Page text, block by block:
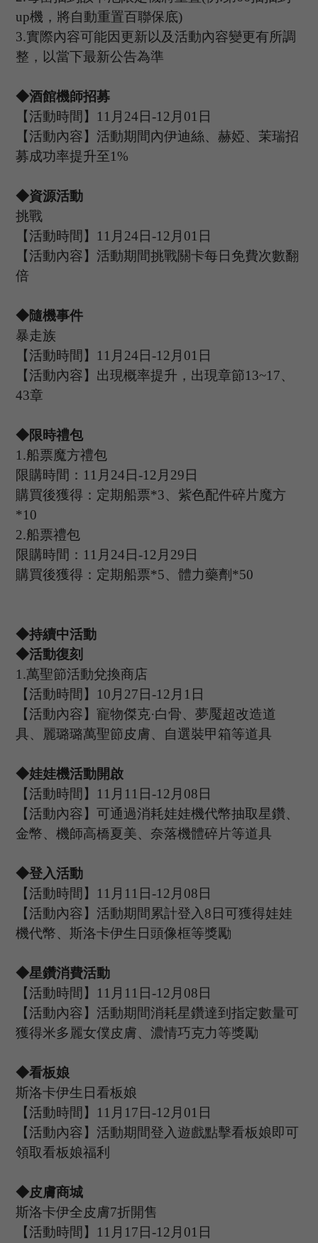
up機，將自動重置百聯保底)
3.實際內容可能因更新以及活動內容變更有所調
整，以當下最新公告為準
◆酒館機師招募
【活動時間】 11 月 24日-12 月01 日
【活動內容】活動期間內伊迪絲、赫婭、茉瑞招
募成功率提升至1%
◆資源活動
挑戰
【活動時間】 11 月 24日-12 月01 日
【活動內容】活動期間挑戰關卡每日免費次數翻
倍
◆隨機事件
暴走族
【活動時間】 11 月 24日-12 月01 日
【活動內容】出現概率提升，出現章節13~17、
43章
◆限時禮包
1.船票魔方禮包
限購時間： 11 月 24日-12 月 29日
購買後獲得：定期船票*3、紫色配件碎片魔方
*10
2.船票禮包
限購時間： 11 月 24日-12 月 29日
購買後獲得：定期船票*5、體力藥劑 *50
◆持續中活動
◆活動復刻
1.萬聖節活動兌換商店
【活動時間】 10 月 27日-12 月 1 日
【活動內容】寵物傑克·白骨、夢魘超改造道
具、麗璐璐萬聖節皮膚、自選裝甲箱等道具
◆娃娃機活動開啟
【活動時間】 11 月 11 日-12 月08日
【活動內容】可通過消耗娃娃機代幣抽取星鑽、
金幣、機師高橋夏美、奈落機體碎片等道具
◆登入活動
【活動時間】 11 月 11 日-12 月08日
【活動內容】活動期間累計登入 8日可獲得娃娃
機代幣、斯洛卡伊生日頭像框等獎勵
◆星鑽消費活動
【活動時間】 11 月 11 日-12 月08日
【活動內容】活動期間消耗星鑽達到指定數量可
獲得米多麗女僕皮膚、濃情巧克力等獎勵
◆看板娘
斯洛卡伊生日看板娘
【活動時間】 11 月 17日-12 月01 日
【活動內容】活動期間登入遊戲點擊看板娘即可
領取看板娘福利
◆皮膚商城
斯洛卡伊全皮膚7折開售
【活動時間】 11 月 17日-12 月01 日